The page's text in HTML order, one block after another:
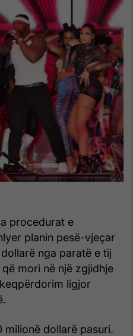
procedurat e
planin pesë-vjeçar
nga paratë e tij
mori në një zgjidhje
ligjor
milionë dollarë pasuri.